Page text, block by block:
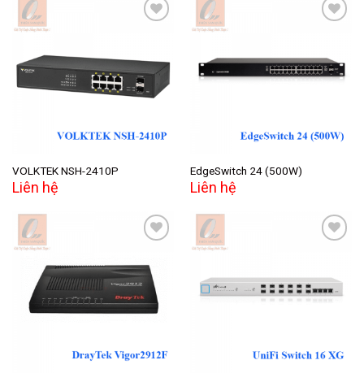
Add to
wishlist
VOLKTEK NSH-2410P
Liên hệ
Add to
wishlist
EdgeSwitch 24 (500W)
Liên hệ
Add to
wishlist
Add to
wishlist